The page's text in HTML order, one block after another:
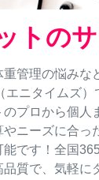
トの
重管理の悩みな
エニタイムズ）
プロから個人
ニーズに合っ
能です！全国
質で、気軽に